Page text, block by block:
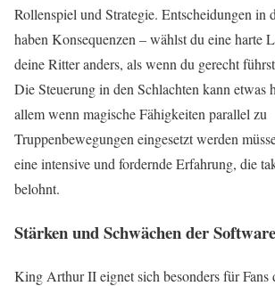
Rollenspiel und Strategie. Entscheidungen in
haben Konsequenzen – wählst du eine harte
deine Ritter anders, als wenn du gerecht
Die Steuerung in den Schlachten kann etwas
allem wenn magische Fähigkeiten parallel zu
Truppenbewegungen eingesetzt werden
eine intensive und fordernde Erfahrung, die
belohnt.
Stärken und Schwächen der Software
King Arthur II eignet sich besonders für Fans